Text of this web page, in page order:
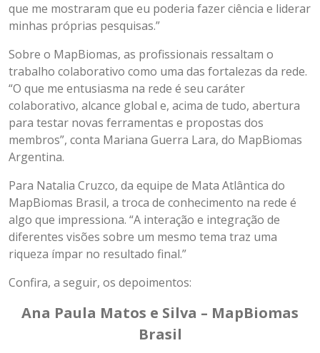
que me mostraram que eu poderia fazer ciência e liderar
minhas próprias pesquisas.”
Sobre o MapBiomas, as profissionais ressaltam o
trabalho colaborativo como uma das fortalezas da rede.
“O que me entusiasma na rede é seu caráter
colaborativo, alcance global e, acima de tudo, abertura
para testar novas ferramentas e propostas dos
membros”, conta Mariana Guerra Lara, do MapBiomas
Argentina.
Para Natalia Cruzco, da equipe de Mata Atlântica do
MapBiomas Brasil, a troca de conhecimento na rede é
algo que impressiona. “A interação e integração de
diferentes visões sobre um mesmo tema traz uma
riqueza ímpar no resultado final.”
Confira, a seguir, os depoimentos:
Ana Paula Matos e Silva – MapBiomas
Brasil